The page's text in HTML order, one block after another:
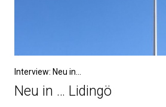
Interview: Neu in...
Neu in … Lidingö